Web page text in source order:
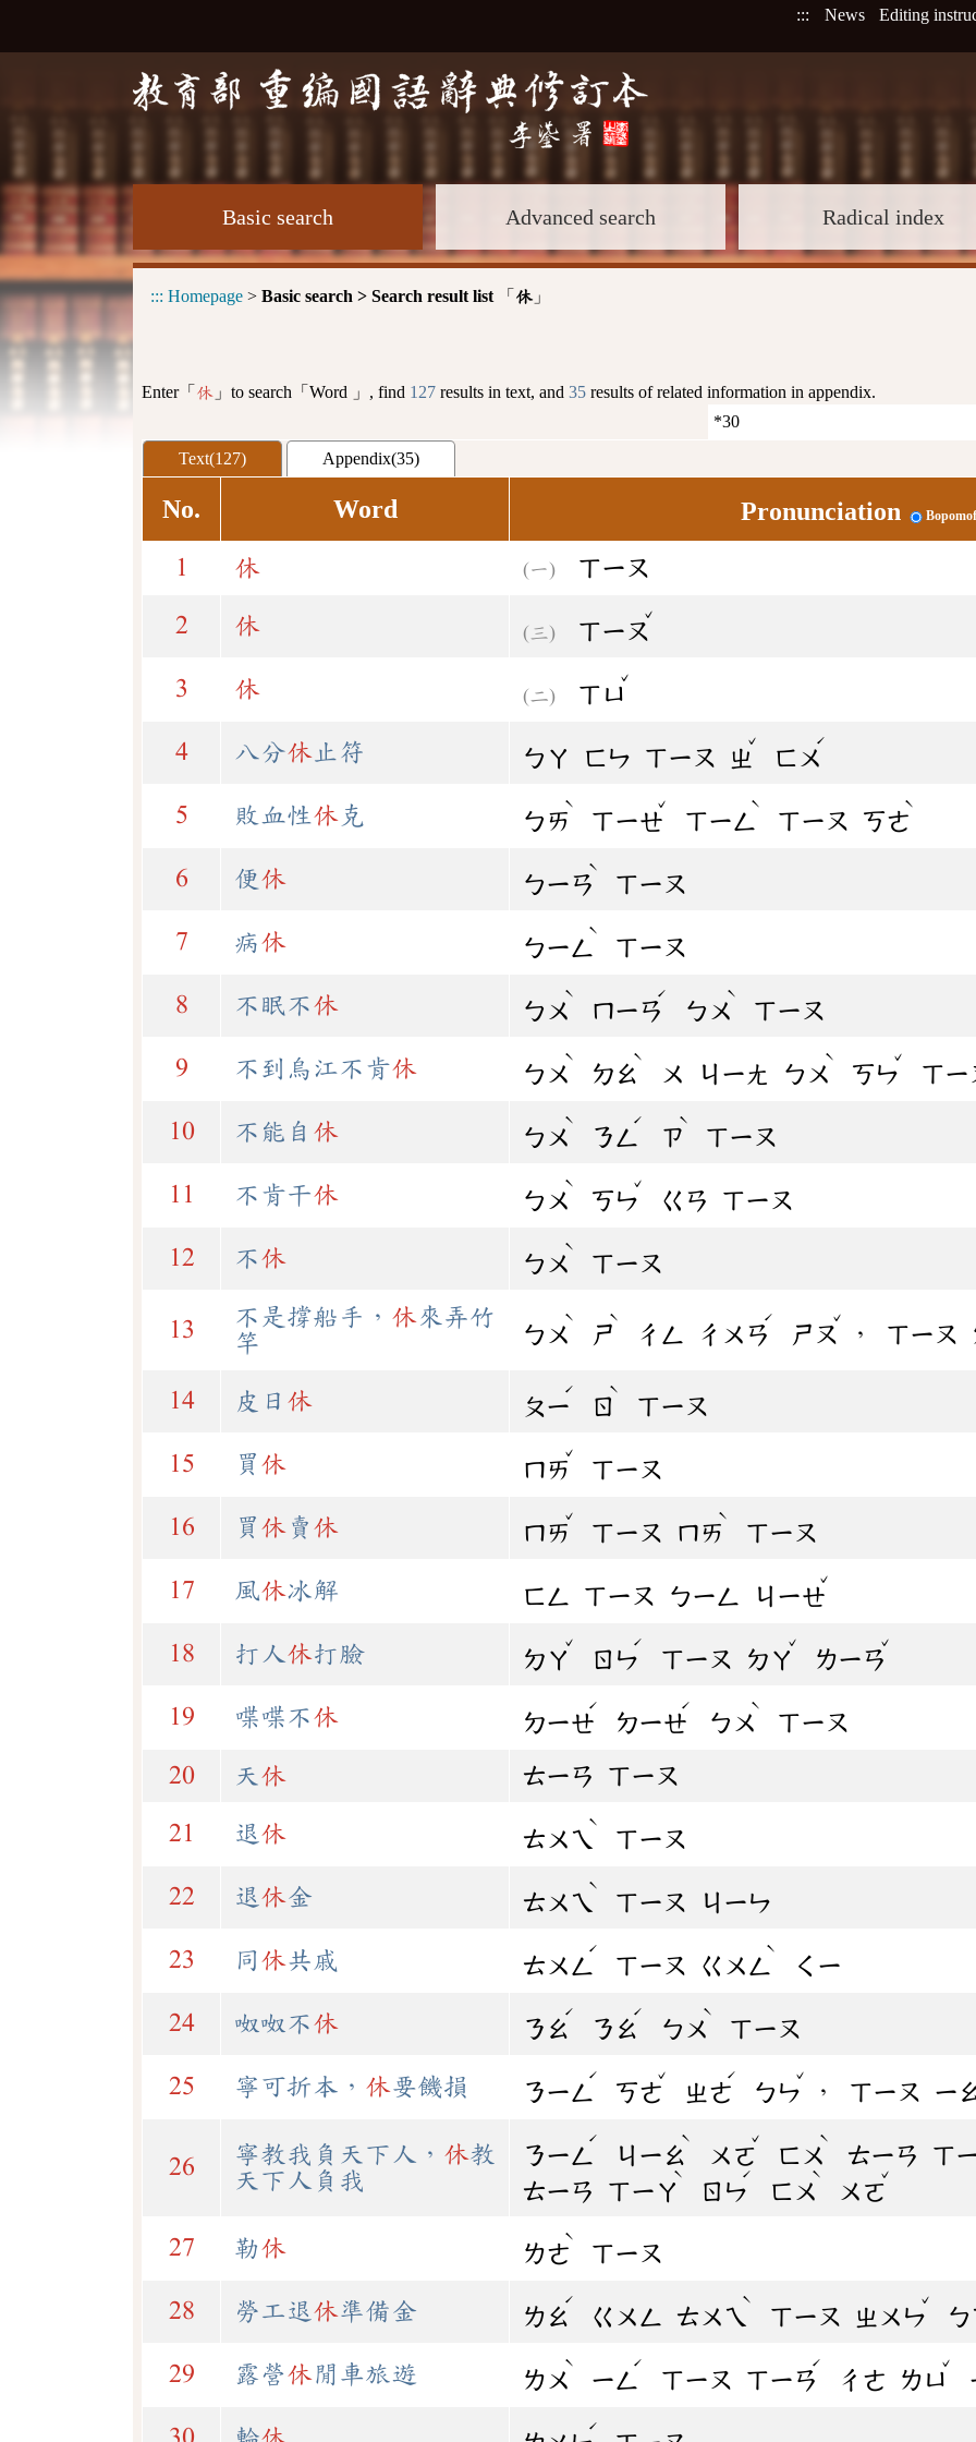
::: News Editing
Basic search Advanced search Radical index
::: Homepage > Basic search > Search result list 「 休」
Enter「 休 」to search「Word 」, find 127 results in text, and 35 results of related information in appendix.
Text(127) Appendix(35)
No. Word Pronunciation
1 休 ㄒㄧㄡ
2 休 ㄒㄧㄡ
ˇ
3 休 ㄒㄩ
ˇ
4 八分休 止符 ㄅㄚ ㄈㄣ ㄒㄧㄡ ㄓ
ˇ
ㄈㄨ
ˊ
5 敗血性休 克 ㄅㄞ
ˋ
ㄒㄧㄝ
ˇ
ㄒㄧㄥ
ˋ
ㄒㄧㄡ ㄎㄜ
ˋ
6 便休 ㄅㄧㄢ
ˋ
ㄒㄧㄡ
7 病休 ㄅㄧㄥ
ˋ
ㄒㄧㄡ
8 不眠不休 ㄅㄨ
ˋ
ㄇㄧㄢ
ˊ
ㄅㄨ
ˋ
ㄒㄧㄡ
9 不到烏江不肯休 ㄅㄨ
ˋ
ㄉㄠ
ˋ
ㄨ ㄐㄧㄤ ㄅㄨ
ˋ
ㄎㄣ
ˇ
ㄒㄧ
10 不能自 休 ㄅㄨ
ˋ
ㄋㄥ
ˊ
ㄗ
ˋ
ㄒㄧㄡ
11 不肯干休 ㄅㄨ
ˋ
ㄎㄣ
ˇ
ㄍㄢ ㄒㄧㄡ
12 不休 ㄅㄨ
ˋ
ㄒㄧㄡ
13 不是撐船手， 休來弄竹
竿
ㄅㄨ
ˋ
ㄕ
ˋ
ㄔㄥ ㄔㄨㄢ
ˊ
ㄕㄡ
ˇ
， ㄒㄧㄡ
14 皮日 休 ㄆㄧ
ˊ
ㄖ
ˋ
ㄒㄧㄡ
15 買 休 ㄇㄞ
ˇ
ㄒㄧㄡ
16 買 休 賣 休 ㄇㄞ
ˇ
ㄒㄧㄡ ㄇㄞ
ˋ
ㄒㄧㄡ
17 風休冰解 ㄈㄥ ㄒㄧㄡ ㄅㄧㄥ ㄐㄧㄝ
ˇ
18 打人休打臉 ㄉㄚ
ˇ
ㄖㄣ
ˊ
ㄒㄧㄡ ㄉㄚ
ˇ
ㄌㄧㄢ
ˇ
19 喋喋不休 ㄉㄧㄝ
ˊ
ㄉㄧㄝ
ˊ
ㄅㄨ
ˋ
ㄒㄧㄡ
20 天 休 ㄊㄧㄢ ㄒㄧㄡ
21 退 休 ㄊㄨㄟ
ˋ
ㄒㄧㄡ
22 退 休金 ㄊㄨㄟ
ˋ
ㄒㄧㄡ ㄐㄧㄣ
23 同休共戚 ㄊㄨㄥ
ˊ
ㄒㄧㄡ ㄍㄨㄥ
ˋ
ㄑㄧ
24 呶呶不休 ㄋㄠ
ˊ
ㄋㄠ
ˊ
ㄅㄨ
ˋ
ㄒㄧㄡ
25 寧可折本， 休要饑損 ㄋㄧㄥ
ˊ
ㄎㄜ
ˇ
ㄓㄜ
ˊ
ㄅㄣ
ˇ
， ㄒㄧㄡ ㄧ
26 寧教我負天下人， 休教
天下人負我
ㄋㄧㄥ
ˊ
ㄐㄧㄠ
ˋ
ㄨㄛ
ˇ
ㄈㄨ
ˋ
ㄊㄧㄢ ㄒ
ㄊㄧㄢ ㄒㄧㄚ
ˋ
ㄖㄣ
ˊ
ㄈㄨ
ˋ
ㄨㄛ
ˇ
27 勒休 ㄌㄜ
ˋ
ㄒㄧㄡ
28 勞工退 休準備金 ㄌㄠ
ˊ
ㄍㄨㄥ ㄊㄨㄟ
ˋ
ㄒㄧㄡ ㄓㄨㄣ
ˇ
ㄅ
29 露營休閒車旅遊 ㄌㄨ
ˋ
ㄧㄥ
ˊ
ㄒㄧㄡ ㄒㄧㄢ
ˊ
ㄔㄜ ㄌㄩ
ˇ
ˊ